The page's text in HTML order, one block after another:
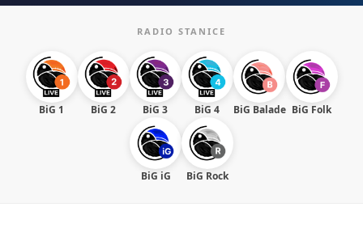
RADIO STANICE
BiG 1 BiG 2 BiG 3 BiG 4 BiG Balade BiG Folk
BiG iG BiG Rock